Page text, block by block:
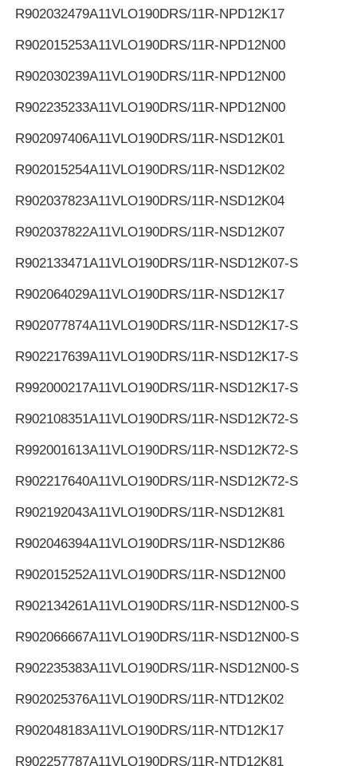
R902032479A11VLO190DRS/11R-NPD12K17
R902015253A11VLO190DRS/11R-NPD12N00
R902030239A11VLO190DRS/11R-NPD12N00
R902235233A11VLO190DRS/11R-NPD12N00
R902097406A11VLO190DRS/11R-NSD12K01
R902015254A11VLO190DRS/11R-NSD12K02
R902037823A11VLO190DRS/11R-NSD12K04
R902037822A11VLO190DRS/11R-NSD12K07
R902133471A11VLO190DRS/11R-NSD12K07-S
R902064029A11VLO190DRS/11R-NSD12K17
R902077874A11VLO190DRS/11R-NSD12K17-S
R902217639A11VLO190DRS/11R-NSD12K17-S
R992000217A11VLO190DRS/11R-NSD12K17-S
R902108351A11VLO190DRS/11R-NSD12K72-S
R992001613A11VLO190DRS/11R-NSD12K72-S
R902217640A11VLO190DRS/11R-NSD12K72-S
R902192043A11VLO190DRS/11R-NSD12K81
R902046394A11VLO190DRS/11R-NSD12K86
R902015252A11VLO190DRS/11R-NSD12N00
R902134261A11VLO190DRS/11R-NSD12N00-S
R902066667A11VLO190DRS/11R-NSD12N00-S
R902235383A11VLO190DRS/11R-NSD12N00-S
R902025376A11VLO190DRS/11R-NTD12K02
R902048183A11VLO190DRS/11R-NTD12K17
R902257787A11VLO190DRS/11R-NTD12K81